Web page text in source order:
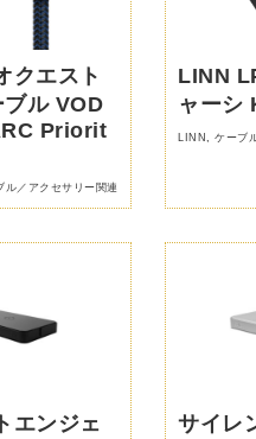
クエスト
ル VOD
Priorit
ル／アクセサリー関連
LINN
ャーシ
LINN , ケーブ
エンジェ
サイレ